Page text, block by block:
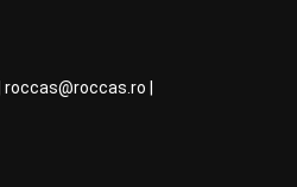
roccas@roccas.ro